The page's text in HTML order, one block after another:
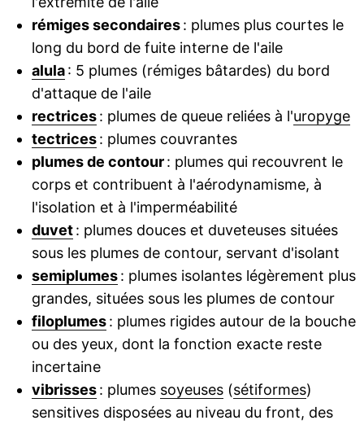
rémiges secondaires: plumes plus courtes le
long du bord de fuite interne de l'aile
alula: 5 plumes (rémiges bâtardes) du bord
d'attaque de l'aile
rectrices: plumes de queue reliées à l'uropyge
tectrices: plumes couvrantes
plumes de contour: plumes qui recouvrent le
corps et contribuent à l'aérodynamisme, à
l'isolation et à l'imperméabilité
duvet: plumes douces et duveteuses situées
sous les plumes de contour, servant d'isolant
semiplumes: plumes isolantes légèrement plus
grandes, situées sous les plumes de contour
filoplumes: plumes rigides autour de la bouche
ou des yeux, dont la fonction exacte reste
incertaine
vibrisses: plumes soyeuses(sétiformes)
sensitives disposées au niveau du front, des